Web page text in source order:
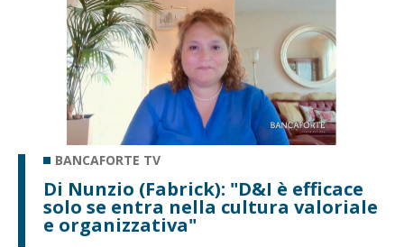
BANCAFORTE TV
Di Nunzio (Fabrick): "D&I è efficace
solo se entra nella cultura valoriale
e organizzativa"